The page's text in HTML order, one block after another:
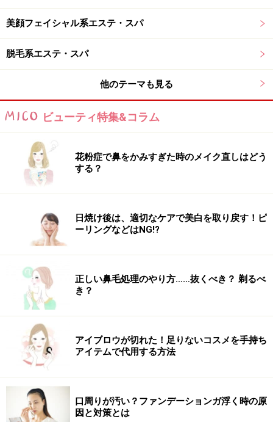
美顔フェイシャル系エステ・スパ
脱毛系エステ・スパ
他のテーマも見る
ビューティ特集&コラム
花粉症で鼻をかみすぎた時のメイク直しはどう
する？
日焼け後は、適切なケアで美白を取り戻す！ピ
ーリングなどはNG!?
正しい鼻毛処理のやり方……抜くべき？ 剃るべ
き？
アイブロウが切れた！足りないコスメを手持ち
アイテムで代用する方法
口周りが汚い？ファンデーションガ浮く時の原
因と対策とは